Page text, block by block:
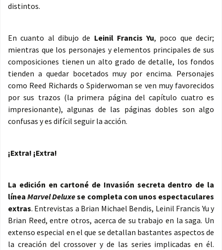
distintos.
En cuanto al dibujo de Leinil Francis Yu, poco que decir;
mientras que los personajes y elementos principales de sus
composiciones tienen un alto grado de detalle, los fondos
tienden a quedar bocetados muy por encima. Personajes
como Reed Richards o Spiderwoman se ven muy favorecidos
por sus trazos (la primera página del capítulo cuatro es
impresionante), algunas de las páginas dobles son algo
confusas y es difícil seguir la acción.
¡Extra! ¡Extra!
La edición en cartoné de Invasión secreta dentro de la
líneaMarvel Deluxese completa con unos espectaculares
extras. Entrevistas a Brian Michael Bendis, Leinil Francis Yu y
Brian Reed, entre otros, acerca de su trabajo en la saga. Un
extenso especial en el que se detallan bastantes aspectos de
la creación del crossover y de las series implicadas en él.